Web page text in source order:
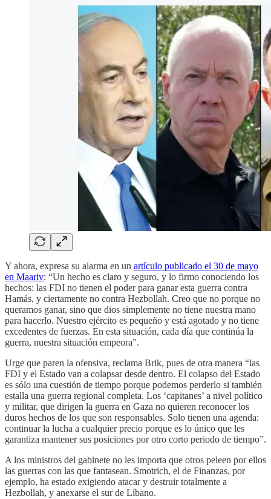
Y ahora, expresa su alarma en un artículo publicado el 30 de mayo
en Maariv: “Un hecho es claro y seguro, y lo firmo conociendo los
hechos: las FDI no tienen el poder para ganar esta guerra contra
Hamás, y ciertamente no contra Hezbollah. Creo que no porque no
queramos ganar, sino que dios simplemente no tiene nuestra mano
para hacerlo. Nuestro ejército es pequeño y está agotado y no tiene
excedentes de fuerzas. En esta situación, cada día que continúa la
guerra, nuestra situación empeora”.
Urge que paren la ofensiva, reclama Brik, pues de otra manera “las
FDI y el Estado van a colapsar desde dentro. El colapso del Estado
es sólo una cuestión de tiempo porque podemos perderlo si también
estalla una guerra regional completa. Los ‘capitanes’ a nivel político
y militar, que dirigen la guerra en Gaza no quieren reconocer los
duros hechos de los que son responsables. Solo tienen una agenda:
continuar la lucha a cualquier precio porque es lo único que les
garantiza mantener sus posiciones por otro corto periodo de tiempo”.
A los ministros del gabinete no les importa que otros peleen por ellos
las guerras con las que fantasean. Smotrich, el de Finanzas, por
ejemplo, ha estado exigiendo atacar y destruir totalmente a
Hezbollah, y anexarse el sur de Líbano.